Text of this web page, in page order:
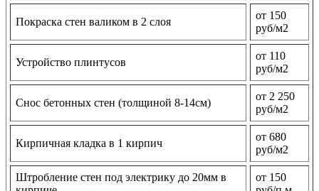
Покраска стен валиком в 2 слоя
от 150
руб/м2
Устройство плинтусов
от 110
руб/м2
Снос бетонных стен (толщиной 8-14см)
от 2 250
руб/м2
Кирпичная кладка в 1 кирпич
от 680
руб/м2
Штробление стен под электрику до 20мм в
от 150